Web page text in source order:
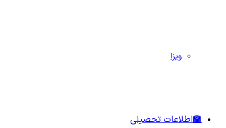
ویزا
🏫اطلاعات تحصیلی